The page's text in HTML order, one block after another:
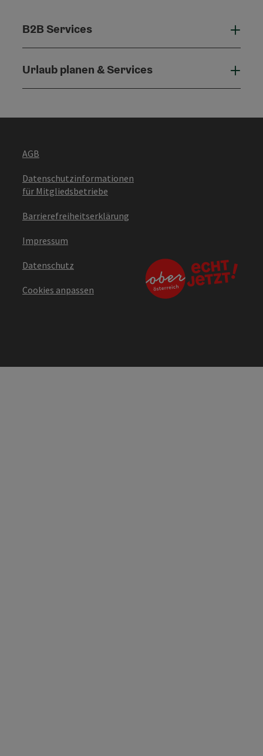
B2B Services
Urlaub planen & Services
AGB
Datenschutzinformationen
für Mitgliedsbetriebe
Barrierefreiheitserklärung
Impressum
Datenschutz
Cookies anpassen